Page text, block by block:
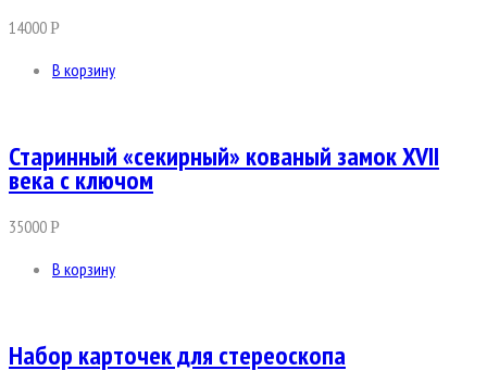
14000Р
В корзину
Старинный «секирный» кованый замок XVII
века с ключом
35000Р
В корзину
Набор карточек для стереоскопа